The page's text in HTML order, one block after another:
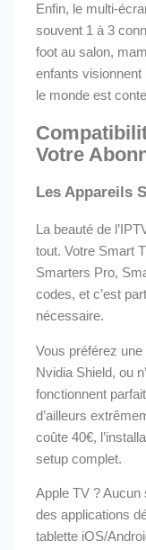
Enfin, le multi-
souvent 1 à 3
foot au salon,
enfants
le monde est
Votre
Les Appareils
La beauté de
tout. Votre Smart
Smarters Pro,
codes, et c’est
nécessaire.
Vous préférez
Nvidia Shield, ou
fonctionnent
d’ailleurs
coûte 40€,
setup complet.
Apple TV ?
des applications
tablette iOS/